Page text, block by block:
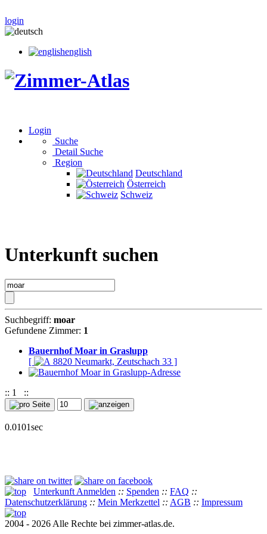
login
english
Login
Suche
Detail Suche
Region
Deutschland
Österreich
Schweiz
Unterkunft suchen
Suchbegriff: moar
Gefundene Zimmer: 1
Bauernhof Moar in Graslupp
[
8820 Neumarkt, Zeutschach 33 ]
:: 1 ::
0.0101sec
Unterkunft Anmelden :: Spenden :: FAQ ::
Datenschutzerklärung :: Mein Merkzettel :: AGB :: Impressum
2004 - 2026 Alle Rechte bei zimmer-atlas.de.